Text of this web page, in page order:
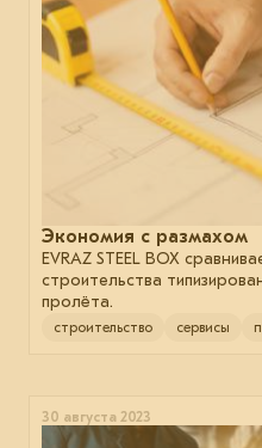
Экономия с размахом
EVRAZ STEEL BOX
строительства
пролёта.
строительство сервисы
30 августа 2023